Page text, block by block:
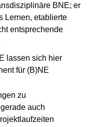
BNE; er
Lernen, etablierte
entsprechende
lassen sich hier
für (B)NE
zu
auch